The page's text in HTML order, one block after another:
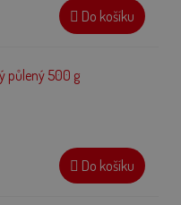
Do košíku
Do košíku